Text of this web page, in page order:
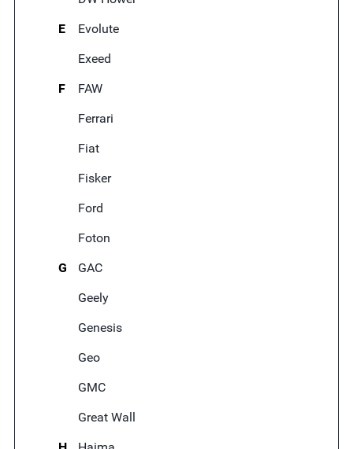
E
Evolute
Exeed
F
FAW
Ferrari
Fiat
Fisker
Ford
Foton
G
GAC
Geely
Genesis
Geo
GMC
Great Wall